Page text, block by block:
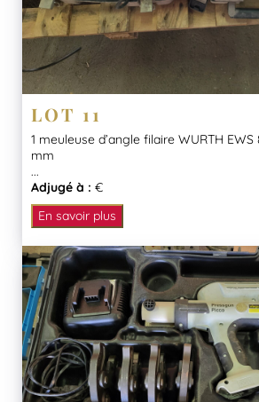
LOT 11
1 meuleuse d’angle filaire WURTH EWS
mm
...
Adjugé à : €
En savoir plus